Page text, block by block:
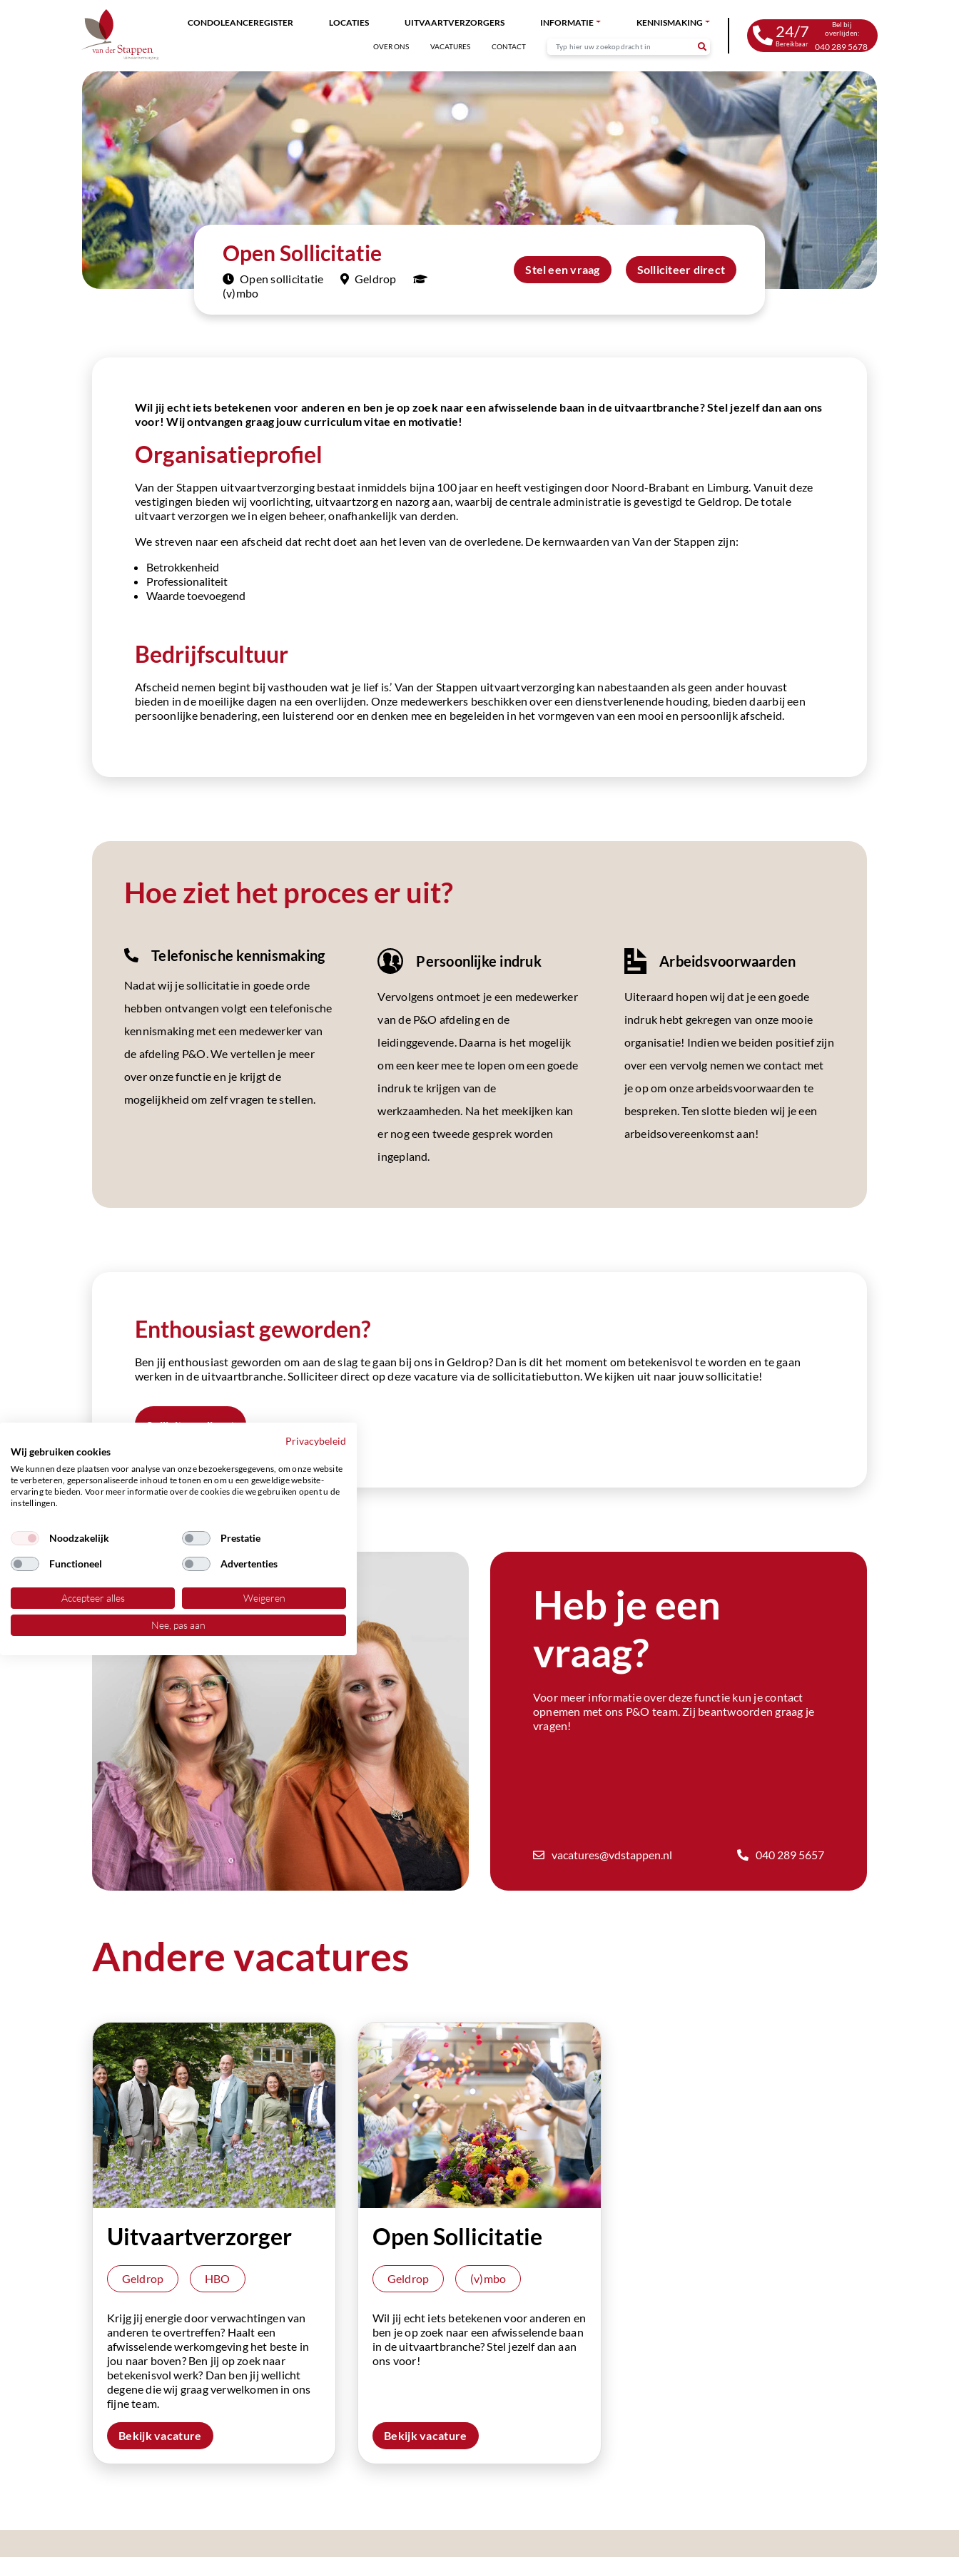
CONDOLEANCEREGISTER LOCATIES UITVAARTVERZORGERS INFORMATIE KENNISMAKING
OVER ONS VACATURES CONTACT
24/7
Bereikbaar
Bel bij
overlijden:
040 289 5678
Open Sollicitatie
Open sollicitatie
Geldrop
(v)mbo
Stel een vraag Solliciteer direct
Wil jij echt iets betekenen voor anderen en ben je op zoek naar een afwisselende baan in de uitvaartbranche? Stel jezelf dan aan ons
voor! Wij ontvangen graag jouw curriculum vitae en motivatie!
Organisatieprofiel
Van der Stappen uitvaartverzorging bestaat inmiddels bijna 100 jaar en heeft vestigingen door Noord-Brabant en Limburg. Vanuit deze
vestigingen bieden wij voorlichting, uitvaartzorg en nazorg aan, waarbij de centrale administratie is gevestigd te Geldrop. De totale
uitvaart verzorgen we in eigen beheer, onafhankelijk van derden.
We streven naar een afscheid dat recht doet aan het leven van de overledene. De kernwaarden van Van der Stappen zijn:
Betrokkenheid
Professionaliteit
Waarde toevoegend
Bedrijfscultuur
Afscheid nemen begint bij vasthouden wat je lief is.’ Van der Stappen uitvaartverzorging kan nabestaanden als geen ander houvast
bieden in de moeilijke dagen na een overlijden. Onze medewerkers beschikken over een dienstverlenende houding, bieden daarbij een
persoonlijke benadering, een luisterend oor en denken mee en begeleiden in het vormgeven van een mooi en persoonlijk afscheid.
Hoe ziet het proces er uit?
Telefonische kennismaking
Nadat wij je sollicitatie in goede orde
hebben ontvangen volgt een telefonische
kennismaking met een medewerker van
de afdeling P&O. We vertellen je meer
over onze functie en je krijgt de
mogelijkheid om zelf vragen te stellen.
Persoonlijke indruk
Vervolgens ontmoet je een medewerker
van de P&O afdeling en de
leidinggevende. Daarna is het mogelijk
om een keer mee te lopen om een goede
indruk te krijgen van de
werkzaamheden. Na het meekijken kan
er nog een tweede gesprek worden
ingepland.
Arbeidsvoorwaarden
Uiteraard hopen wij dat je een goede
indruk hebt gekregen van onze mooie
organisatie! Indien we beiden positief zijn
over een vervolg nemen we contact met
je op om onze arbeidsvoorwaarden te
bespreken. Ten slotte bieden wij je een
arbeidsovereenkomst aan!
Enthousiast geworden?
Ben jij enthousiast geworden om aan de slag te gaan bij ons in Geldrop? Dan is dit het moment om betekenisvol te worden en te gaan
werken in de uitvaartbranche. Solliciteer direct op deze vacature via de sollicitatiebutton. We kijken uit naar jouw sollicitatie!
Solliciteer direct
Heb je een
vraag?
Voor meer informatie over deze functie kun je contact
opnemen met ons P&O team. Zij beantwoorden graag je
vragen!
vacatures@vdstappen.nl 040 289 5657
Andere vacatures
Uitvaartverzorger
Geldrop HBO
Krijg jij energie door verwachtingen van
anderen te overtreffen? Haalt een
afwisselende werkomgeving het beste in
jou naar boven? Ben jij op zoek naar
betekenisvol werk? Dan ben jij wellicht
degene die wij graag verwelkomen in ons
fijne team.
Bekijk vacature
Open Sollicitatie
Geldrop (v)mbo
Wil jij echt iets betekenen voor anderen en
ben je op zoek naar een afwisselende baan
in de uitvaartbranche? Stel jezelf dan aan
ons voor!
Bekijk vacature
Privacybeleid
Wij gebruiken cookies
We kunnen deze plaatsen voor analyse van onze bezoekersgegevens, om onze website
te verbeteren, gepersonaliseerde inhoud te tonen en om u een geweldige website-
ervaring te bieden. Voor meer informatie over de cookies die we gebruiken opent u de
instellingen.
Noodzakelijk Prestatie
Functioneel Advertenties
Accepteer alles Weigeren
Nee, pas aan